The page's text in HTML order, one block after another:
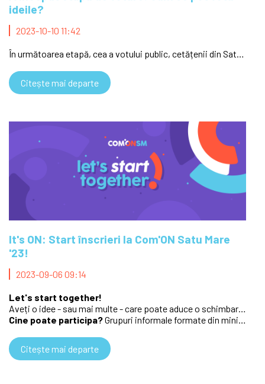
ideile?
2023-10-10 11:42
Citește mai departe
It's ON: Start înscrieri la Com'ON Satu Mare
'23!
2023-09-06 09:14
Let's start together!
Cine poate participa?Grupuri informale formate din minimum 3 tineri cu vârsta cuprinsă între ...
Citește mai departe